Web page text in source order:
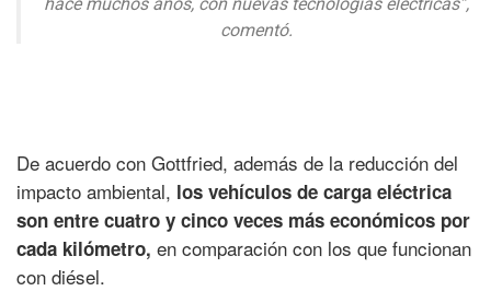
comentó.
De acuerdo con Gottfried, además de la reducción del
impacto ambiental, los vehículos de carga eléctrica
son entre cuatro y cinco veces más económicos por
cada kilómetro, en comparación con los que funcionan
con diésel.